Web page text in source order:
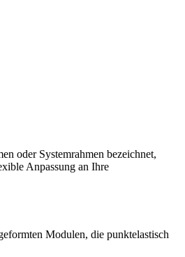
oder Systemrahmen bezeichnet,
Anpassung an Ihre
Modulen, die punktelastisch